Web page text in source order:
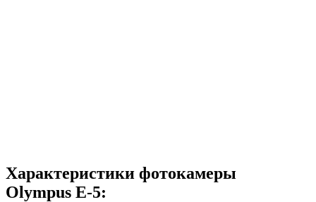
Характеристики фотокамеры
Olympus E-5: